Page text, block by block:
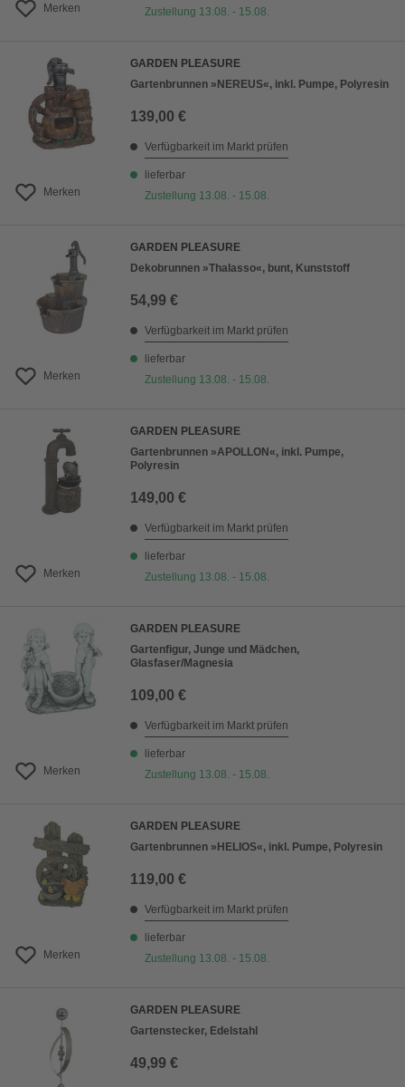
Merken
Zustellung 13.08. - 15.08.
Merken
GARDEN PLEASURE
Gartenbrunnen »NEREUS«, inkl. Pumpe, Polyresin
139,00 €
Verfügbarkeit im Markt prüfen
lieferbar
Zustellung 13.08. - 15.08.
Merken
GARDEN PLEASURE
Dekobrunnen »Thalasso«, bunt, Kunststoff
54,99 €
Verfügbarkeit im Markt prüfen
lieferbar
Zustellung 13.08. - 15.08.
Merken
GARDEN PLEASURE
Gartenbrunnen »APOLLON«, inkl. Pumpe,
Polyresin
149,00 €
Verfügbarkeit im Markt prüfen
lieferbar
Zustellung 13.08. - 15.08.
Merken
GARDEN PLEASURE
Gartenfigur, Junge und Mädchen,
Glasfaser/Magnesia
109,00 €
Verfügbarkeit im Markt prüfen
lieferbar
Zustellung 13.08. - 15.08.
Merken
GARDEN PLEASURE
Gartenbrunnen »HELIOS«, inkl. Pumpe, Polyresin
119,00 €
Verfügbarkeit im Markt prüfen
lieferbar
Zustellung 13.08. - 15.08.
GARDEN PLEASURE
Gartenstecker, Edelstahl
49,99 €